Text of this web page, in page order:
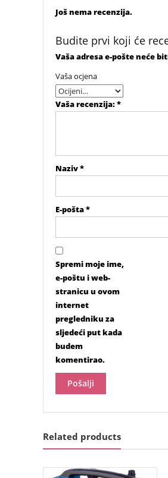
Još nema recenzija.
Budite prvi koji će
Vaša adresa e-pošte neće
Vaša ocjena
Vaša recenzija:*
Naziv*
E-pošta*
Spremi moje ime,
e-poštu i web-
stranicu u ovom
internet
pregledniku za
sljedeći put kada
budem
komentirao.
Related products